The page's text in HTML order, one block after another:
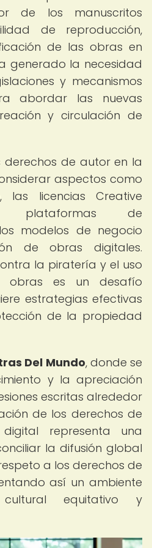
de los manuscritos
de reproducción,
de las obras en
generado la necesidad
y mecanismos
abordar las nuevas
y circulación de
derechos de autor en la
aspectos como
las licencias Creative
plataformas de
modelos de negocio
de obras digitales.
la piratería y el uso
obras es un desafío
estrategias efectivas
de la propiedad
Del Mundo, donde se
y la apreciación
escritas alrededor
de los derechos de
representa una
la difusión global
a los derechos de
así un ambiente
equitativo y